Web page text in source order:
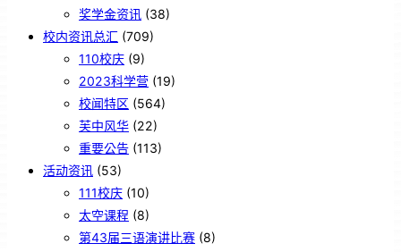
奖学金资讯 (38)
校内资讯总汇 (709)
110校庆 (9)
2023科学营 (19)
校闻特区 (564)
芙中风华 (22)
重要公告 (113)
活动资讯 (53)
111校庆 (10)
太空课程 (8)
第43届三语演讲比赛 (8)